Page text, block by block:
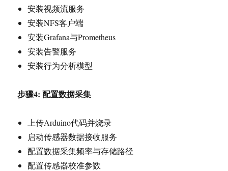
安装视频流服务
安装NFS客户端
安装Grafana与Prometheus
安装告警服务
安装行为分析模型
步骤4: 配置数据采集
上传Arduino代码并烧录
启动传感器数据接收服务
配置数据采集频率与存储路径
配置传感器校准参数